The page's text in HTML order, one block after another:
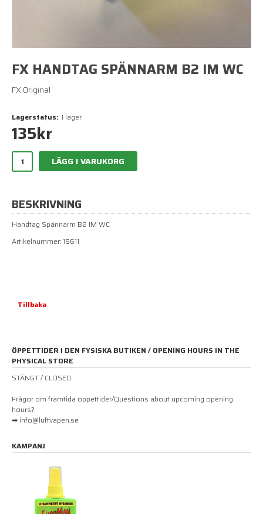
FX HANDTAG SPÄNNARM B2 IM WC
FX Original
Lagerstatus: I lager
135kr
LÄGG I VARUKORG
BESKRIVNING
Handtag Spännarm B2 IM WC
Artikelnummer: 19611
Tillbaka
ÖPPETTIDER I DEN FYSISKA BUTIKEN / OPENING HOURS IN THE
PHYSICAL STORE
STÄNGT / CLOSED
Frågor om framtida öppettider/Questions about upcoming opening
hours?
➡ info@luftvapen.se
KAMPANJ